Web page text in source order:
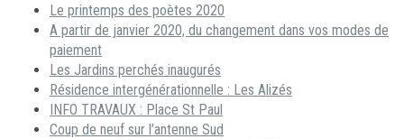
Le printemps des poètes 2020
A partir de janvier 2020, du changement dans vos modes de
paiement
Les Jardins perchés inaugurés
Résidence intergénérationnelle : Les Alizés
INFO TRAVAUX : Place St Paul
Coup de neuf sur l’antenne Sud